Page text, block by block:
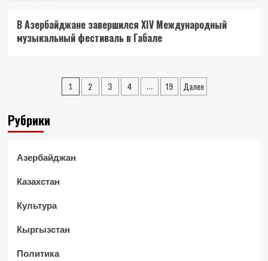
В Азербайджане завершился XIV Международный
музыкальный фестиваль в Габале
Пагинация
1 2 3 4 … 19 Далее
Рубрики
Азербайджан
Казахстан
Культура
Кыргызстан
Политика